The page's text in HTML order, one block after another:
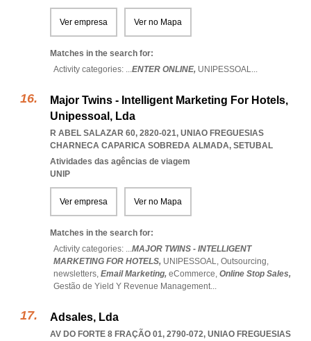
Ver empresa Ver no Mapa
Matches in the search for:
Activity categories: ...ENTER ONLINE, UNIPESSOAL...
Major Twins - Intelligent Marketing For Hotels,
Unipessoal, Lda
R ABEL SALAZAR 60, 2820-021, UNIAO FREGUESIAS
CHARNECA CAPARICA SOBREDA ALMADA, SETUBAL
Atividades das agências de viagem
UNIP
Ver empresa Ver no Mapa
Matches in the search for:
Activity categories: ...MAJOR TWINS - INTELLIGENT
MARKETING FOR HOTELS, UNIPESSOAL, Outsourcing,
newsletters, Email Marketing, eCommerce, Online Stop Sales,
Gestão de Yield Y Revenue Management...
Adsales, Lda
AV DO FORTE 8 FRAÇÃO 01, 2790-072, UNIAO FREGUESIAS